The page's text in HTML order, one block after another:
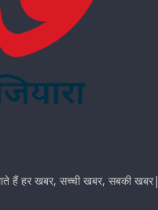
हैं हर खबर, सच्ची खबर, सबकी खबर|